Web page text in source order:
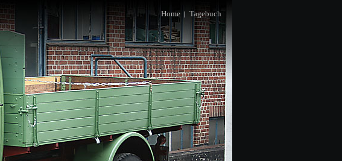
Home | Tagebuch